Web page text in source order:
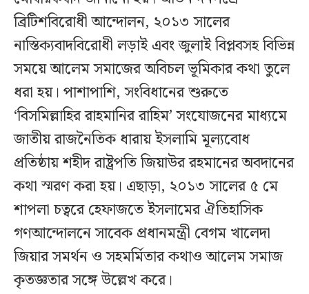
ব্রিটিশবিরোধী আন্দোলন, ২০১৩ সালের
নাস্তিক্যবাদবিরোধী লড়াই এবং জুলাই বিপ্লবসহ বিভিন্ন
সময়ে আলেম সমাজের অবিচল ভূমিকার কথা তুলে
ধরা হয়। পাশাপাশি, সংবিধানের শুরুতে
‘বিসমিল্লাহির রাহমানির রাহিম’ সংযোজনের মাধ্যমে
জাতীয় রাজনৈতিক ধারায় ইসলামি মূল্যবোধ
প্রতিষ্ঠায় শহীদ রাষ্ট্রপতি জিয়াউর রহমানের অবদানের
কথা স্মরণ করা হয়। এছাড়া, ২০১৩ সালের ৫ মে
শাপলা চত্বরে হেফাজতে ইসলামের ঐতিহাসিক
গণআন্দোলনে সাবেক প্রধানমন্ত্রী বেগম খালেদা
জিয়ার সমর্থন ও সহমর্মিতার কথাও আলেম সমাজ
কৃতজ্ঞতার সঙ্গে উল্লেখ করে।